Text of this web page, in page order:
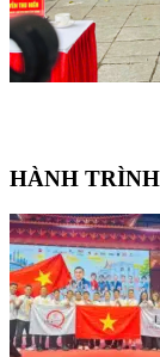
HÀNH